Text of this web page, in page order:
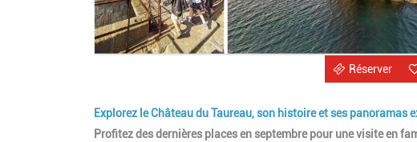
Réserver
Explorez le Château du Taureau, son histoire et ses panoramas
Profitez des dernières places en septembre pour une visite en